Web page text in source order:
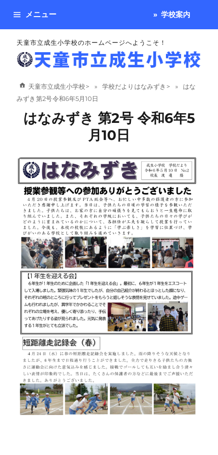
天童市立成生小学校のホームページへようこそ！
メニュー 学校案内
天童市立成生小学校 > 学校だより はなみずき >
はな
みずき 第2号 令和6年5月10日
はなみずき 第2号 令和6年5
月10日